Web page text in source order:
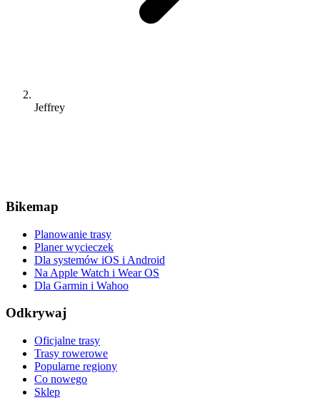
Jeffrey
Bikemap
Planowanie trasy
Planer wycieczek
Dla systemów iOS i Android
Na Apple Watch i Wear OS
Dla Garmin i Wahoo
Odkrywaj
Oficjalne trasy
Trasy rowerowe
Popularne regiony
Co nowego
Sklep